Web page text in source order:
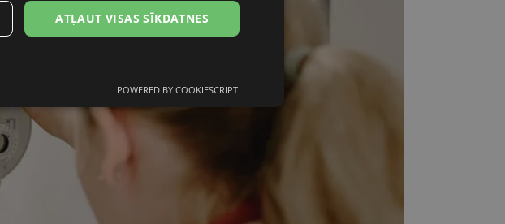
ATĻAUT VISAS SĪKDATNES
sīkdatnes
Funkcionālās
sīkdatnes
POWERED BY COOKIESCRIPT